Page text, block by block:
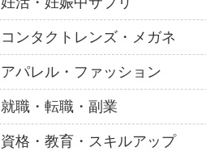
コンタクトレンズ・メガネ
アパレル・ファッション
就職・転職・副業
資格・教育・スキルアップ